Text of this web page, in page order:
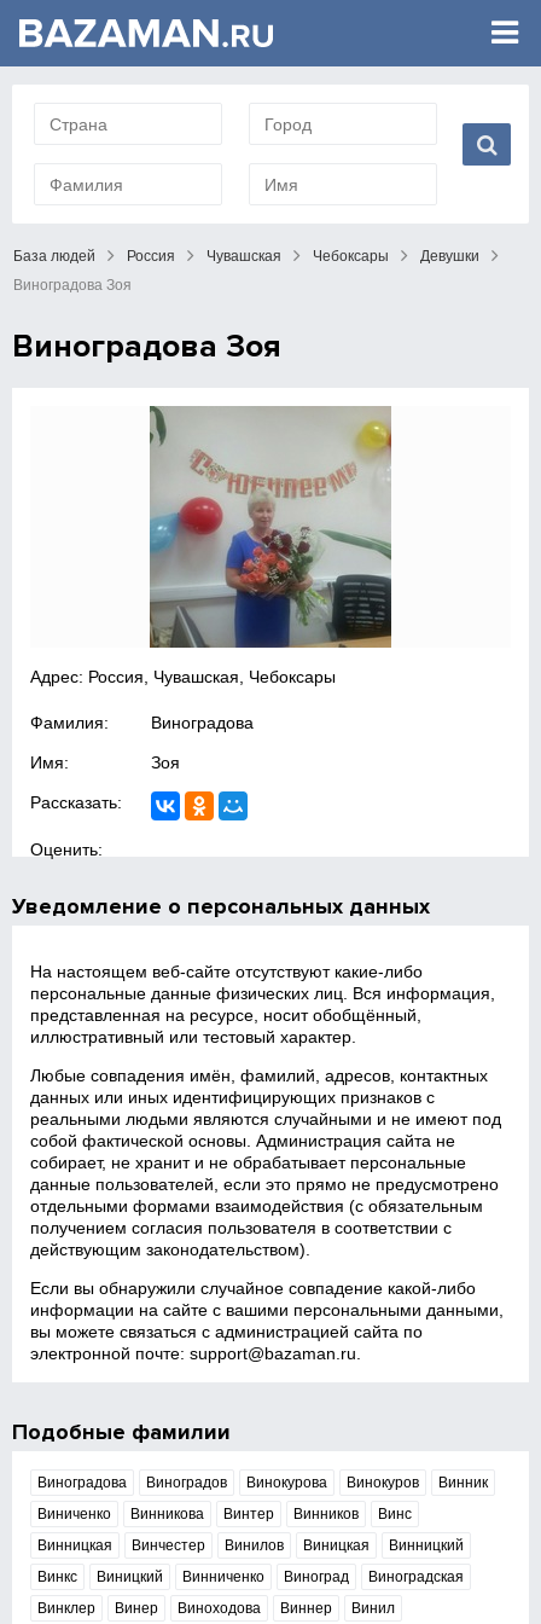
База людей Россия Чувашская Чебоксары
Девушки
Виноградова Зоя
Виноградова Зоя
Адрес: Россия, Чувашская, Чебоксары
Фамилия: Виноградова
Имя: Зоя
Рассказать:
Оценить:
Уведомление о персональных данных
На настоящем веб‑сайте отсутствуют какие‑либо
персональные данные физических лиц. Вся информация,
представленная на ресурсе, носит обобщённый,
иллюстративный или тестовый характер.
Любые совпадения имён, фамилий, адресов, контактных
данных или иных идентифицирующих признаков с
реальными людьми являются случайными и не имеют под
собой фактической основы. Администрация сайта не
собирает, не хранит и не обрабатывает персональные
данные пользователей, если это прямо не предусмотрено
отдельными формами взаимодействия (с обязательным
получением согласия пользователя в соответствии с
действующим законодательством).
Если вы обнаружили случайное совпадение какой‑либо
информации на сайте с вашими персональными данными,
вы можете связаться с администрацией сайта по
электронной почте:support@bazaman.ru
Подобные фамилии
Виноградова Виноградов Винокурова Винокуров
Винник
Виниченко
Винникова Винтер Винников
Винс
Винницкая
Винчестер Винилов Виницкая
Винницкий
Винкс
Виницкий Винниченко Виноград
Виноградская
Винклер
Винер Виноходова Виннер Винил